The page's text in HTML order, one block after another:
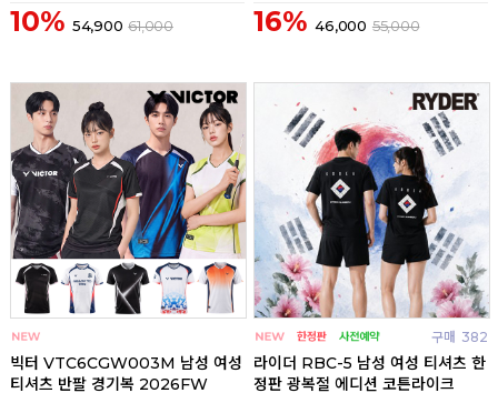
10% 54,900 61,000 16% 46,000 55,000
빅터 VTC6CGW003M 남성 여성
티셔츠 반팔 경기복 2026FW
구매 382
라이더 RBC-5 남성 여성 티셔츠 한
정판 광복절 에디션 코튼라이크